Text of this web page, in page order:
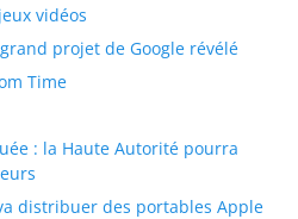
vidéos
projet de Google révélé
Time
: la Haute Autorité pourra
distribuer des portables Apple